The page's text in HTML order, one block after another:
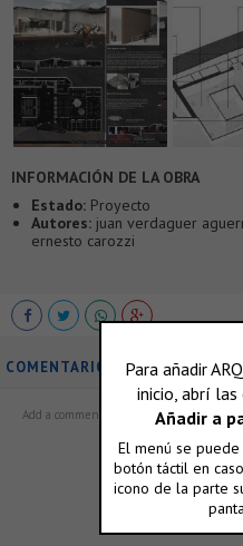
INFORMACIÓN DE LA OBRA
Estado: Proyecto
Autores: juan verdaguer
ernesto carozzi
COMENTARIOS
ó